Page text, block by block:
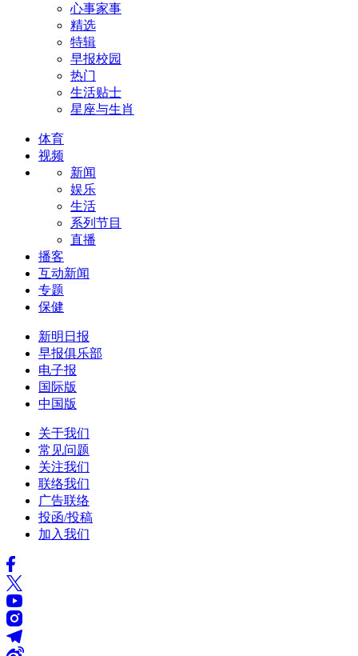
心事家事
精选
特辑
早报校园
热门
生活贴士
星座与生肖
体育
视频
新闻
娱乐
生活
系列节目
直播
播客
互动新闻
专题
保健
新明日报
早报俱乐部
电子报
国际版
中国版
关于我们
常见问题
关注我们
联络我们
广告联络
投函/投稿
加入我们